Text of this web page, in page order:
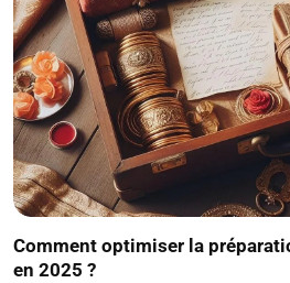
Comment optimiser la
en 2025 ?